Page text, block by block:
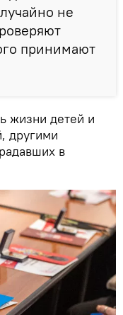
не
принимают
жизни детей и
другими
в